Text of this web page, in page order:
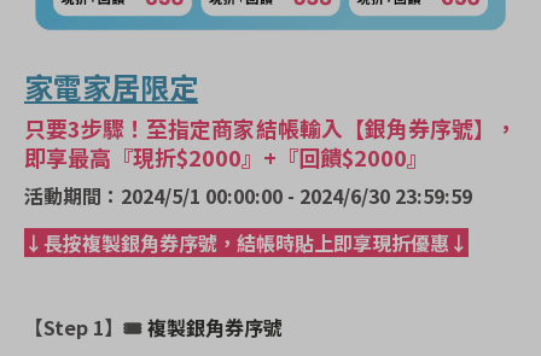
家電家居限定
只要3步驟！至指定商家結帳輸入【銀角券序號】，
即享最高『現折$2000』+『回饋$2000』
活動期間：2024/5/1 00:00:00 - 2024/6/30 23:59:59
↓長按複製銀角券序號，結帳時貼上即享現折優惠↓
【Step 1】🎟複製銀角券序號